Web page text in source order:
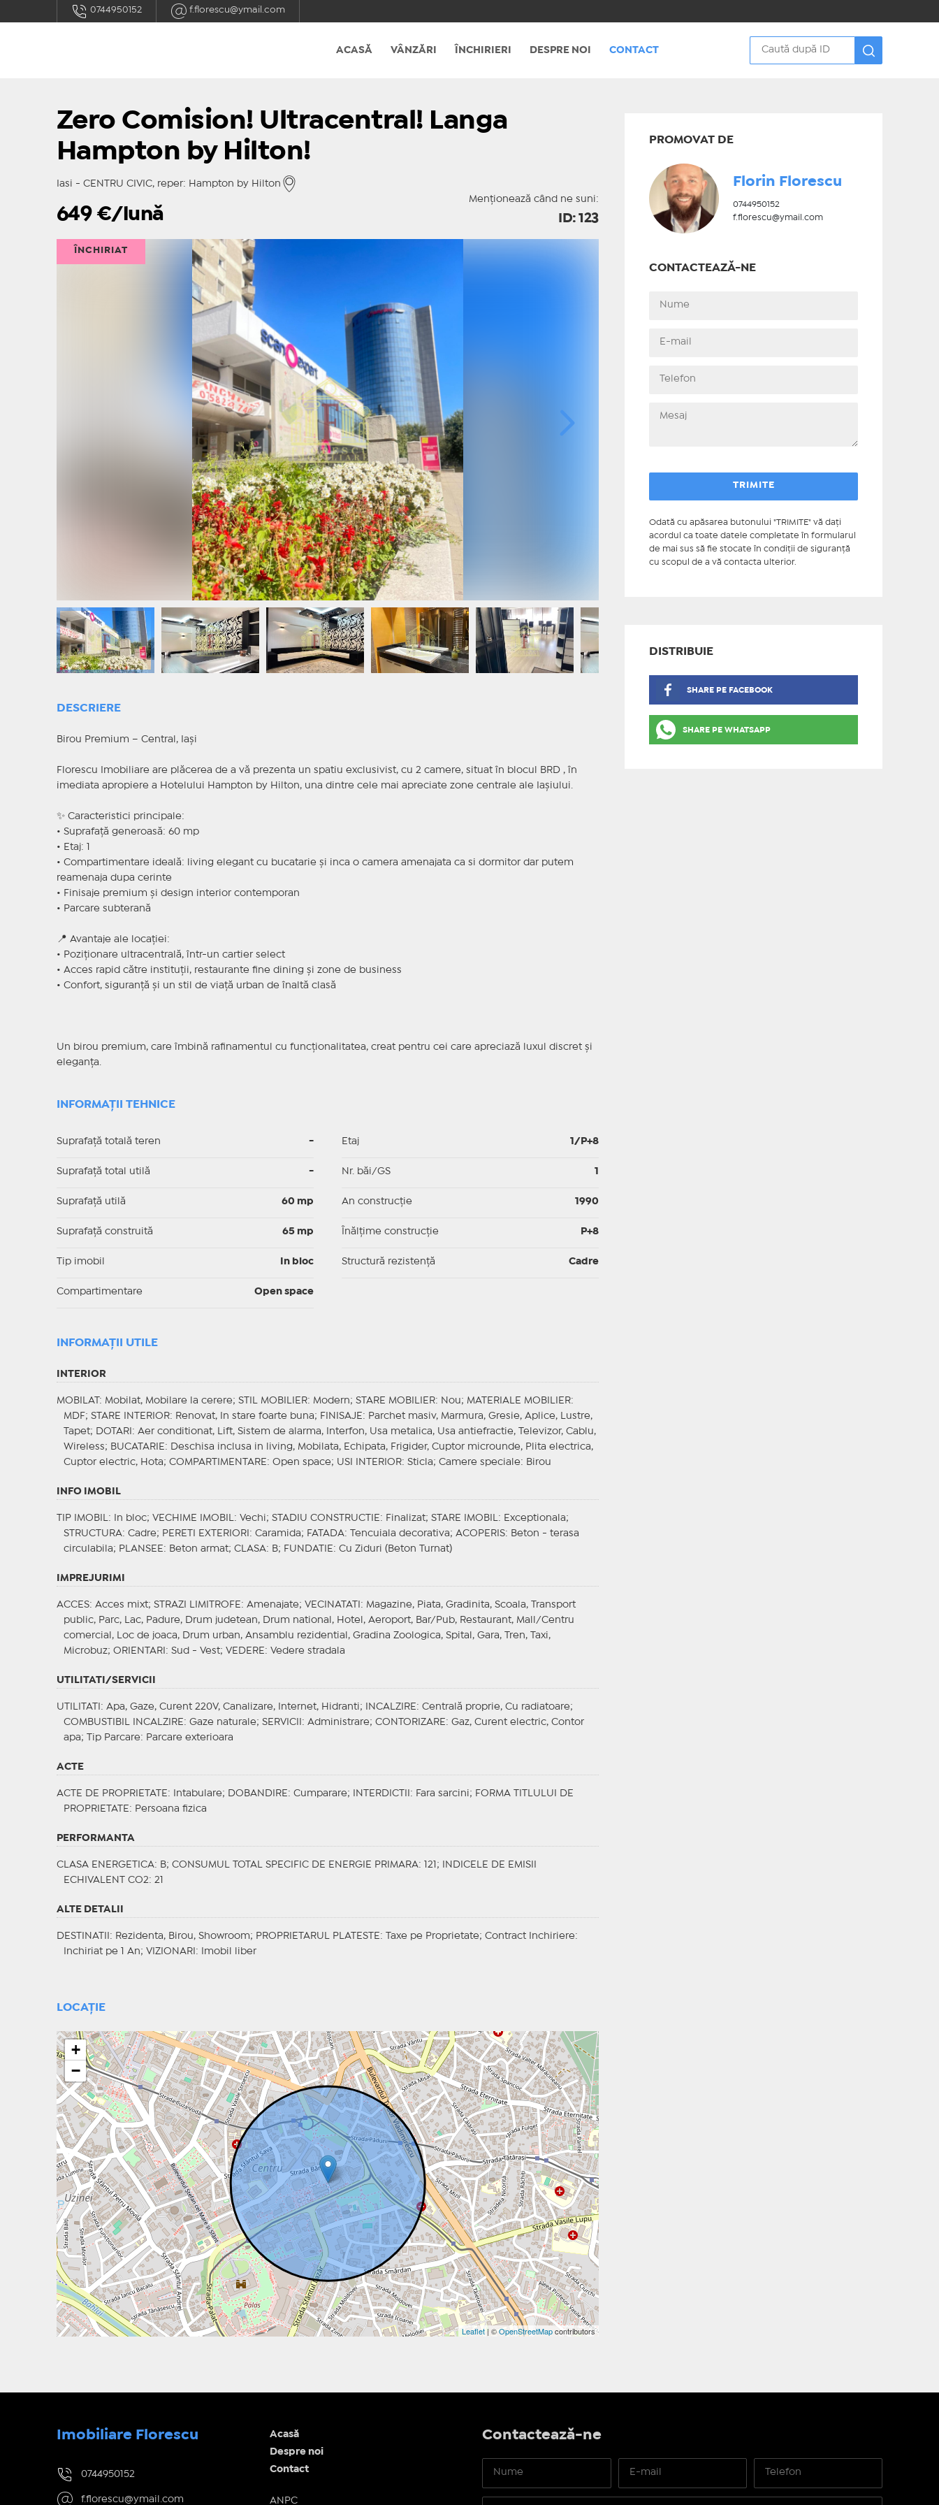
0744950152 f.florescu@ymail.com
ACASĂ VÂNZĂRI ÎNCHIRIERI DESPRE NOI CONTACT
Zero Comision! Ultracentral! Langa
Hampton by Hilton!
Iasi - CENTRU CIVIC, reper: Hampton by Hilton
Menționează când ne suni:
649 €/lună ID: 123
ÎNCHIRIAT
DESCRIERE
Birou Premium – Central, Iași
Florescu Imobiliare are plăcerea de a vă prezenta un spatiu exclusivist, cu 2 camere, situat în blocul BRD , în
imediata apropiere a Hotelului Hampton by Hilton, una dintre cele mai apreciate zone centrale ale Iașiului.
✨ Caracteristici principale:
• Suprafață generoasă: 60 mp
• Etaj: 1
• Compartimentare ideală: living elegant cu bucatarie și inca o camera amenajata ca si dormitor dar putem
reamenaja dupa cerinte
• Finisaje premium și design interior contemporan
• Parcare subterană
📍 Avantaje ale locației:
• Poziționare ultracentrală, într-un cartier select
• Acces rapid către instituții, restaurante fine dining și zone de business
• Confort, siguranță și un stil de viață urban de înaltă clasă
Un birou premium, care îmbină rafinamentul cu funcționalitatea, creat pentru cei care apreciază luxul discret și
eleganța.
INFORMAȚII TEHNICE
Suprafață totală teren -
Suprafaţă total utilă -
Suprafaţă utilă 60 mp
Suprafaţă construită 65 mp
Tip imobil In bloc
Compartimentare Open space
Etaj 1/P+8
Nr. băi/GS
An construcție 1990
Înălțime construcție P+8
Structură rezistență Cadre
INFORMAŢII UTILE
INTERIOR
MOBILAT : Mobilat, Mobilare la cerere; STIL MOBILIER: Modern; STARE MOBILIER: Nou; MATERIALE MOBILIER:
MDF; STARE INTERIOR: Renovat, In stare foarte buna; FINISAJE : Parchet masiv, Marmura, Gresie, Aplice, Lustre,
Tapet;
DOTARI : Aer conditionat, Lift, Sistem de alarma, Interfon, Usa metalica, Usa antiefractie, Televizor, Cablu,
Wireless; BUCATARIE : Deschisa inclusa in living, Mobilata, Echipata, Frigider, Cuptor microunde, Plita electrica,
Cuptor electric, Hota; COMPARTIMENTARE : Open space; USI INTERIOR: Sticla; Camere speciale: Birou
INFO IMOBIL
TIP IMOBIL : In bloc; VECHIME IMOBIL : Vechi; STADIU CONSTRUCTIE : Finalizat; STARE IMOBIL
: Exceptionala;
STRUCTURA: Cadre; PERETI EXTERIORI : Caramida; FATADA: Tencuiala decorativa; ACOPERIS: Beton - terasa
circulabila; PLANSEE : Beton armat; CLASA: B; FUNDATIE : Cu Ziduri (Beton Turnat)
IMPREJURIMI
ACCES: Acces mixt; STRAZI LIMITROFE : Amenajate; VECINATATI
: Magazine, Piata, Gradinita, Scoala, Transport
public, Parc, Lac, Padure, Drum judetean, Drum national, Hotel, Aeroport, Bar/Pub, Restaurant, Mall/Centru
comercial, Loc de joaca, Drum urban, Ansamblu rezidential, Gradina Zoologica, Spital, Gara, Tren, Taxi,
Microbuz; ORIENTARI : Sud - Vest; VEDERE : Vedere stradala
UTILITATI/SERVICII
UTILITATI : Apa, Gaze, Curent 220V, Canalizare, Internet, Hidranti; INCALZIRE : Centrală proprie, Cu radiatoare;
COMBUSTIBIL INCALZIRE : Gaze naturale; SERVICII : Administrare; CONTORIZARE : Gaz, Curent electric, Contor
apa;
Tip Parcare: Parcare exterioara
ACTE
ACTE DE PROPRIETATE : Intabulare; DOBANDIRE : Cumparare; INTERDICTII : Fara sarcini; FORMA TITLULUI DE
PROPRIETATE : Persoana fizica
PERFORMANTA
CLASA ENERGETICA: B; CONSUMUL TOTAL SPECIFIC DE ENERGIE PRIMARA: 121;
INDICELE DE EMISII
ECHIVALENT CO2: 21
ALTE DETALII
DESTINATII : Rezidenta, Birou, Showroom; PROPRIETARUL PLATESTE : Taxe pe Proprietate; Contract Inchiriere:
Inchiriat pe 1 An; VIZIONARI : Imobil liber
LOCAȚIE
+
−
Leaflet| ©OpenStreetMapcontributors
PROMOVAT DE
Florin Florescu
0744950152
f.florescu@ymail.com
CONTACTEAZĂ-NE
Odată cu apăsarea butonului "TRIMITE" vă daţi
acordul ca toate datele completate în formularul
de mai sus să fie stocate în condiţii de siguranţă
cu scopul de a vă contacta ulterior.
DISTRIBUIE
SHARE PE FACEBOOK
SHARE PE WHATSAPP
Imobiliare Florescu
0744950152
f.florescu@ymail.com
Acasă
Despre noi
Contact
ANPC
Contactează-ne